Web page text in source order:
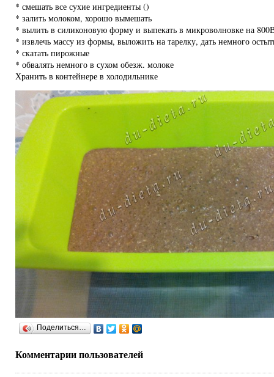
* смешать все сухие ингредиенты ()
* залить молоком, хорошо вымешать
* вылить в силиконовую форму и выпекать в микроволновке на
* извлечь массу из формы, выложить на тарелку, дать немного
* скатать пирожные
* обвалять немного в сухом обезж. молоке
Хранить в контейнере в холодильнике
Поделиться…
Комментарии пользователей